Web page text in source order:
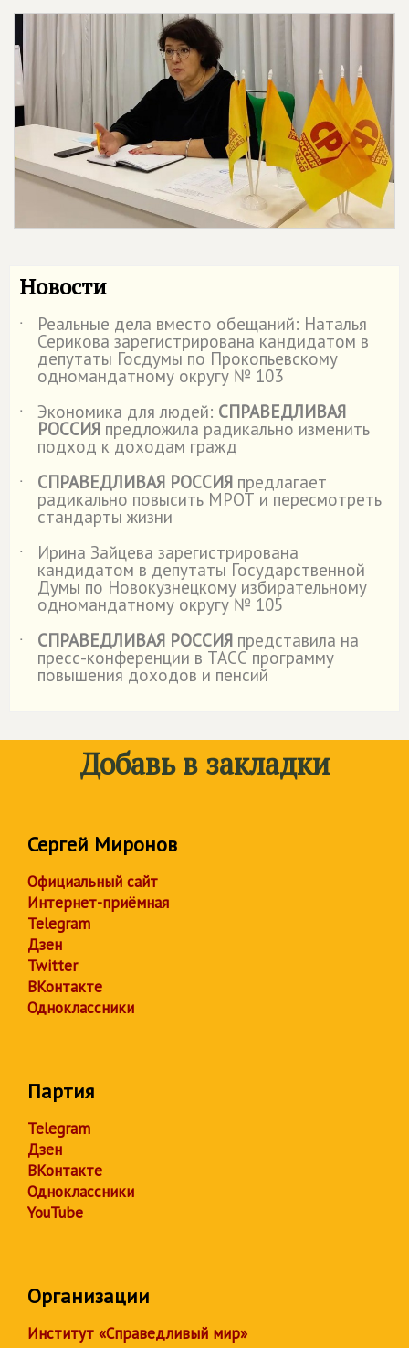
Новости
˙ Реальные дела вместо обещаний: Наталья
Серикова зарегистрирована кандидатом в
депутаты Госдумы по Прокопьевскому
одномандатному округу № 103
˙
Экономика для людей: СПРАВЕДЛИВАЯ
РОССИЯ предложила радикально изменить
подход к доходам гражд
˙
СПРАВЕДЛИВАЯ РОССИЯ предлагает
радикально повысить МРОТ и пересмотреть
стандарты жизни
˙
Ирина Зайцева зарегистрирована
кандидатом в депутаты Государственной
Думы по Новокузнецкому избирательному
одномандатному округу № 105
˙
СПРАВЕДЛИВАЯ РОССИЯ представила на
пресс-конференции в ТАСС программу
повышения доходов и пенсий
Добавь в закладки
Сергей Миронов
Официальный сайт
Интернет-приёмная
Telegram
Дзен
Twitter
ВКонтакте
Одноклассники
Партия
Telegram
Дзен
ВКонтакте
Одноклассники
YouTube
Организации
Институт «Справедливый мир»